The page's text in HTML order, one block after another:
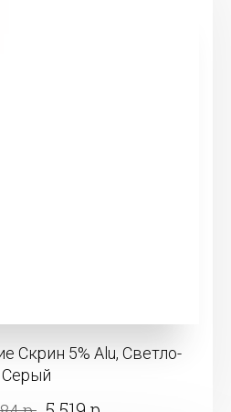
Скрин 5% Alu, Светло-
Серый